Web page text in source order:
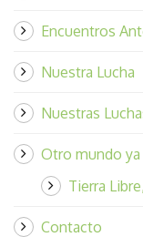
Encuentros
Nuestra Lucha
Nuestras
Otro mundo
Tierra
Contacto